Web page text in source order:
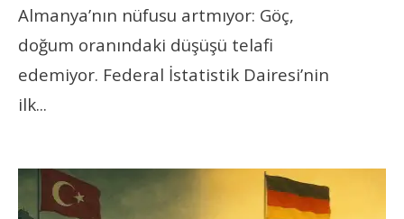
Almanya’nın nüfusu artmıyor: Göç,
doğum oranındaki düşüşü telafi
edemiyor. Federal İstatistik Dairesi’nin
ilk...